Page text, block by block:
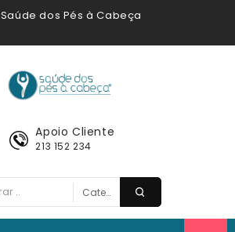
Saúde dos Pés à Cabeça
Apoio Cliente
213 152 234